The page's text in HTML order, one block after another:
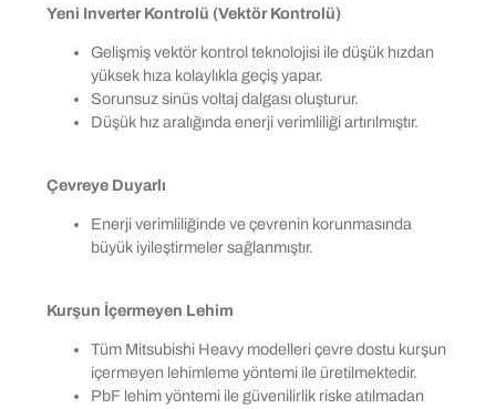
Yeni Inverter Kontrolü (Vektör Kontrolü)
Gelişmiş vektör kontrol teknolojisi ile düşük hızdan
yüksek hıza kolaylıkla geçiş yapar.
Sorunsuz sinüs voltaj dalgası oluşturur.
Düşük hız aralığında enerji verimliliği artırılmıştır.
Çevreye Duyarlı
Enerji verimliliğinde ve çevrenin korunmasında
büyük iyileştirmeler sağlanmıştır.
Kurşun İçermeyen Lehim
Tüm Mitsubishi Heavy modelleri çevre dostu kurşun
içermeyen lehimleme yöntemi ile üretilmektedir.
PbF lehim yöntemi ile güvenilirlik riske atılmadan